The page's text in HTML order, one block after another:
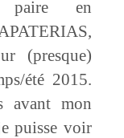
paire en
(presque)
été 2015.
avant mon
puisse voir